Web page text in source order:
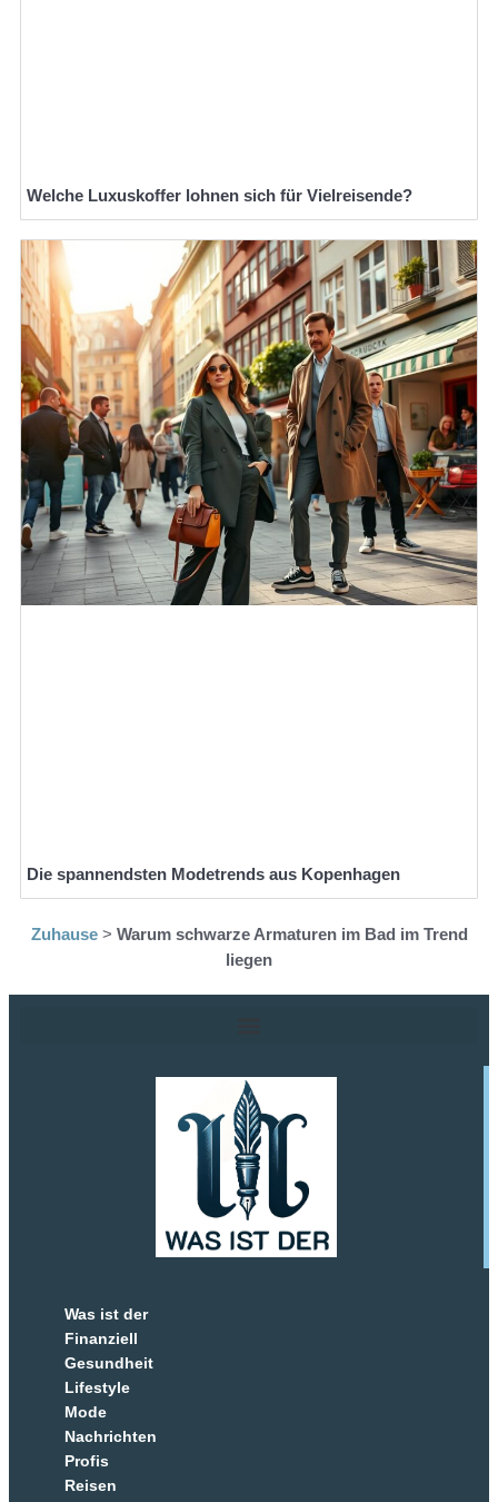
Welche Luxuskoffer lohnen sich für Vielreisende?
Die spannendsten Modetrends aus Kopenhagen
Zuhause> Warum schwarze Armaturen im Bad im Trend
liegen
Was ist der
Finanziell
Gesundheit
Lifestyle
Mode
Nachrichten
Profis
Reisen